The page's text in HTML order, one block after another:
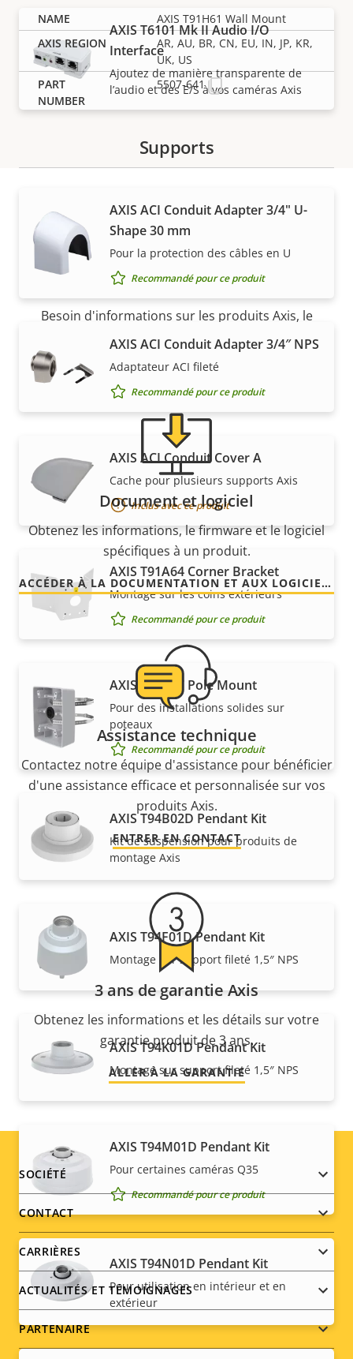
AXIS T6101 Mk II Audio I/O
Interface
Ajoutez de manière transparente de
l’audio et des E/S à vos caméras Axis
Supports
AXIS ACI Conduit Adapter 3/4" U-
Shape 30 mm
Pour la protection des câbles en U
Recommandé pour ce produit
AXIS ACI Conduit Adapter 3/4″ NPS
Adaptateur ACI fileté
Recommandé pour ce produit
AXIS ACI Conduit Cover A
Cache pour plusieurs supports Axis
Inclus avec ce produit
AXIS T91A64 Corner Bracket
Montage sur les coins extérieurs
Recommandé pour ce produit
AXIS T91B57 Pole Mount
Pour des installations solides sur
poteaux
Recommandé pour ce produit
AXIS T94B02D Pendant Kit
Kit de suspension pour produits de
montage Axis
AXIS T94F01D Pendant Kit
Montage sur support fileté 1,5″ NPS
AXIS T94K01D Pendant Kit
Montage sur support fileté 1,5″ NPS
AXIS T94M01D Pendant Kit
Pour certaines caméras Q35
Recommandé pour ce produit
AXIS T94N01D Pendant Kit
Pour utilisation en intérieur et en
extérieur
AXIS T91H61 Wall Mount
AR, AU, BR, CN, EU, IN, JP, KR,
UK, US
5507-641
Assistance et
ressources
Besoin d'informations sur les produits Axis, le
logiciel ou de l'aide d'un expert ?
Document et logiciel
Obtenez les informations, le firmware et le logiciel
spécifiques à un produit.
ACCÉDER À LA DOCUMENTATION ET AUX LOGICIELS
Assistance technique
Contactez notre équipe d'assistance pour bénéficier
d'une assistance efficace et personnalisée sur vos
produits Axis.
ENTRER EN CONTACT
3 ans de garantie Axis
Obtenez les informations et les détails sur votre
garantie produit de 3 ans.
ALLER À LA GARANTIE
Footer
menu
SOCIÉTÉ
CONTACT
CARRIÈRES
ACTUALITÉS ET TÉMOIGNAGES
PARTENAIRE